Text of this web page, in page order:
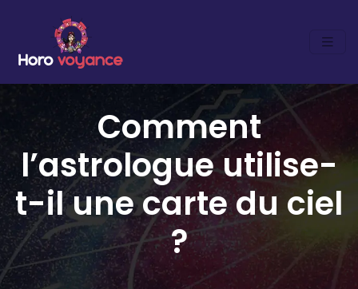
Comment
l’astrologue utilise-
t-il une carte du ciel
?